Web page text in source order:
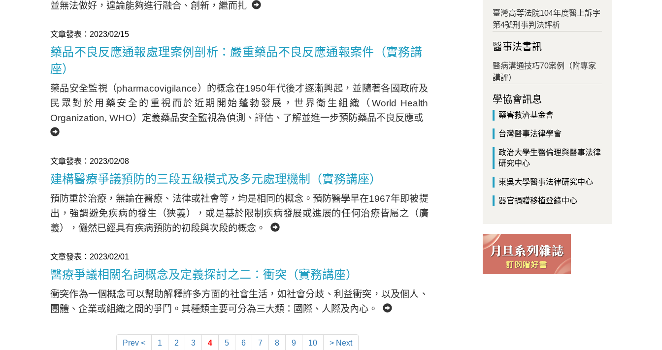
並無法做好，遑論能夠進行融合、創新，繼而扎
文章發表：2023/02/15
藥品不良反應通報處理案例剖析：嚴重藥品不良反應通報案件（實務講
座）
藥品安全監視（pharmacovigilance）的概念在1950年代後才逐漸興起，並隨著各國政府及
民眾對於用藥安全的重視而於近期開始蓬勃發展，世界衛生組織（World Health
Organization, WHO）定義藥品安全監視為偵測、評估、了解並進一步預防藥品不良反應或
文章發表：2023/02/08
建構醫療爭議預防的三段五級模式及多元處理機制（實務講座）
預防重於治療，無論在醫療、法律或社會等，均是相同的概念。預防醫學早在1967年即被提
出，強調避免疾病的發生（狹義），或是基於限制疾病發展或進展的任何治療皆屬之（廣
義），儼然已經具有疾病預防的初段與次段的概念。
文章發表：2023/02/01
醫療爭議相關名詞概念及定義探討之二：衝突（實務講座）
衝突作為一個概念可以幫助解釋許多方面的社會生活，如社會分歧、利益衝突，以及個人、
團體、企業或組織之間的爭鬥。其種類主要可分為三大類：國際、人際及內心。
Prev < 1 2 3 4 5 6 7 8 9 10 > Next
臺灣高等法院104年度醫上訴字
第4號刑事判決評析
醫事法書訊
醫病溝通技巧70案例（附專家
講評）
學協會訊息
藥害救濟基金會
台灣醫事法律學會
政治大學生醫倫理與醫事法律
研究中心
東吳大學醫事法律研究中心
器官捐贈移植登錄中心